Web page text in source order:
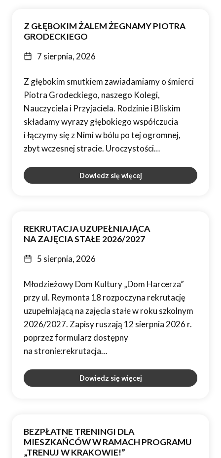
Z GŁĘBOKIM ŻALEM ŻEGNAMY PIOTRA
GRODECKIEGO
7 sierpnia, 2026
Z głębokim smutkiem zawiadamiamy o śmierci
Piotra Grodeckiego, naszego Kolegi,
Nauczyciela i Przyjaciela. Rodzinie i Bliskim
składamy wyrazy głębokiego współczucia
i łączymy się z Nimi w bólu po tej ogromnej,
zbyt wczesnej stracie. Uroczystości…
Dowiedz się więcej
REKRUTACJA UZUPEŁNIAJĄCA
NA ZAJĘCIA STAŁE 2026/2027
5 sierpnia, 2026
Młodzieżowy Dom Kultury „Dom Harcerza”
przy ul. Reymonta 18 rozpoczyna rekrutację
uzupełniającą na zajęcia stałe w roku szkolnym
2026/2027. Zapisy ruszają 12 sierpnia 2026 r.
poprzez formularz dostępny
na stronie:rekrutacja…
Dowiedz się więcej
BEZPŁATNE TRENINGI DLA
MIESZKAŃCÓW W RAMACH PROGRAMU
„TRENUJ W KRAKOWIE!”